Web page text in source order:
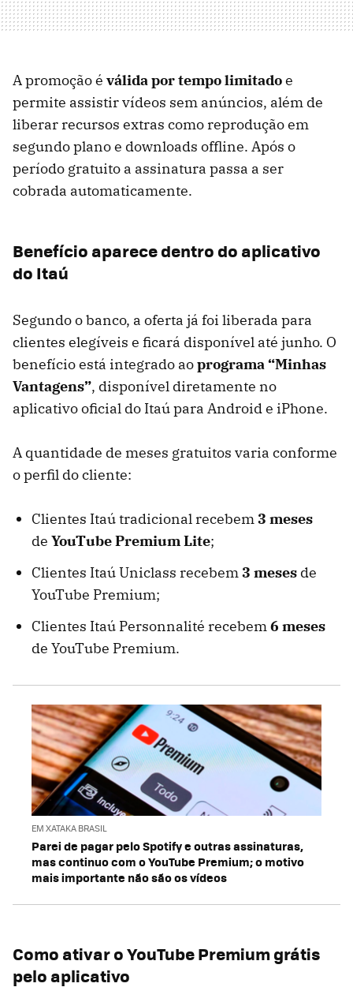
A promoção é válida por tempo limitadoe
permite assistir vídeos sem anúncios, além de
liberar recursos extras como reprodução em
segundo plano e downloads offline. Após o
período gratuito a assinatura passa a ser
cobrada automaticamente.
Benefício aparece dentro do aplicativo
do Itaú
Segundo o banco, a oferta já foi liberada para
clientes elegíveis e ficará disponível até junho. O
benefício está integrado aoprograma “Minhas
Vantagens”, disponível diretamente no
aplicativo oficial do Itaú para Android e iPhone.
A quantidade de meses gratuitos varia conforme
o perfil do cliente:
Clientes Itaú tradicional recebem3 meses
de YouTube Premium Lite;
Clientes Itaú Uniclass recebem3 meses de
YouTube Premium;
Clientes Itaú Personnalité recebem6 meses
de YouTube Premium.
EM XATAKA BRASIL
Parei de pagar pelo Spotify e outras assinaturas,
mas continuo com o YouTube Premium; o motivo
mais importante não são os vídeos
Como ativar o YouTube Premium grátis
pelo aplicativo